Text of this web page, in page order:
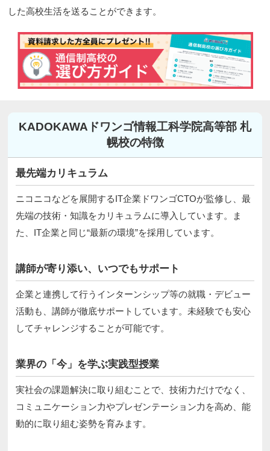
した高校生活を送ることができます。
KADOKAWAドワンゴ情報工科学院高等部 札
幌校の特徴
最先端カリキュラム
ニコニコなどを展開するIT企業ドワンゴCTOが監修し、最
先端の技術・知識をカリキュラムに導入しています。ま
た、IT企業と同じ“最新の環境”を採用しています。
講師が寄り添い、いつでもサポート
企業と連携して行うインターンシップ等の就職・デビュー
活動も、講師が徹底サポートしています。未経験でも安心
してチャレンジすることが可能です。
業界の「今」を学ぶ実践型授業
実社会の課題解決に取り組むことで、技術力だけでなく、
コミュニケーション力やプレゼンテーション力を高め、能
動的に取り組む姿勢を育みます。